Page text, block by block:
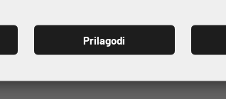
PRIJAVI SE
Prilagodi